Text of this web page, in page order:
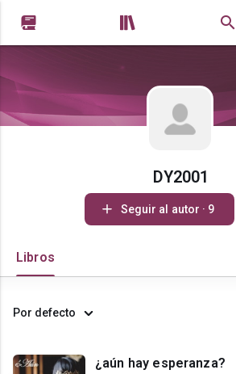

DY2001
Seguir al autor · 9
Libros
Por defecto
¿aún hay esperanza?